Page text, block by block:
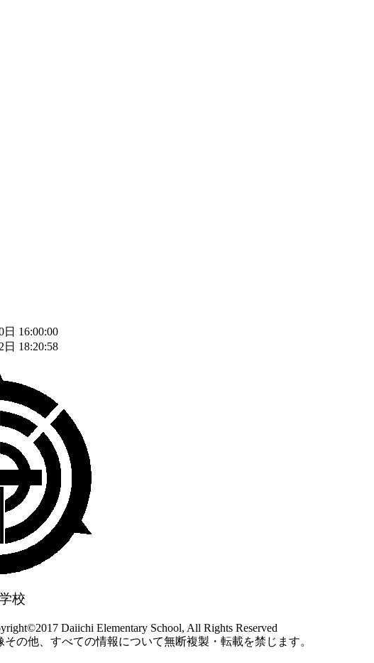
16:00:00
18:20:58
校
Daiichi Elementary School, All Rights Reserved
その他、すべての情報について無断複製・転載を禁じます。